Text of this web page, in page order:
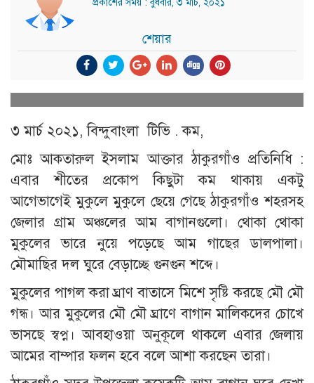
প্রকাশের সময় : বুধবার, ৩ মার্চ, ২০২১
শেয়ার
৩ মার্চ ২০২১, বিন্দুবাংলা টিভি . কম,
মোঃ আকতারুল ইসলাম আক্তার ঠাকুরগাঁও প্রতিনিধি :
এবার শীতের প্রকোপ কিছুটা কম থাকায় একটু
আগেভাগেই মুকুলে মুকুলে ছেয়ে গেছে ঠাকুরগাঁও শহরসহ
জেলার গ্রাম অঞ্চলের আম বাগানগুলো। থোকা থোকা
মুকুলের ভারে নুয়ে পড়েছে আম গাছের ডালপালা।
মৌমাছির দল ঘুরে বেড়াচ্ছে গুনগুন শব্দে।
মুকুলের পাগল করা ঘ্রাণ বাতাসে মিশে সৃষ্টি করছে মৌ মৌ
গন্ধ। আর মুকুলের মৌ মৌ ঘ্রাণে বাগান মালিকদের চোখে
ভাসছে স্বপ্ন। আবহাওয়া অনুকূলে থাকলে এবার জেলায়
আমের বাম্পার ফলন হবে বলে আশা করছেন তারা।